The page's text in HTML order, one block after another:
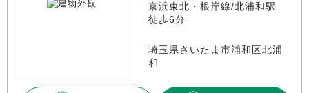
京浜東北・根岸線/北浦和駅
徒歩6分
埼玉県さいたま市浦和区北浦
和